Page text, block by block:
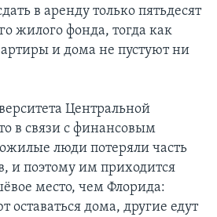
в аренду только пятьдесят
жилого фонда, тогда как
и дома не пустуют ни
Центральной
в связи с финансовым
люди потеряли часть
и поэтому им приходится
место, чем Флорида:
оставаться дома, другие едут